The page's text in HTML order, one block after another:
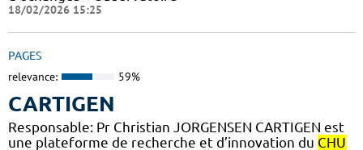
18/02/2026 15:25
PAGES
relevance: 59%
CARTIGEN
Responsable: Pr Christian JORGENSEN CARTIGEN est
une plateforme de recherche et d’innovation du CHU